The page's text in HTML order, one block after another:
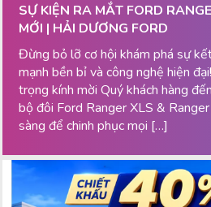
SỰ KIỆN RA MẮT FORD
MỚI | HẢI DƯƠNG FORD
Đừng bỏ lỡ cơ hội khám phá sự
mạnh bền bỉ và công nghệ hiện
trọng kính mời Quý khách hàng
bộ đôi Ford Ranger XLS &
sàng để chinh phục mọi […]